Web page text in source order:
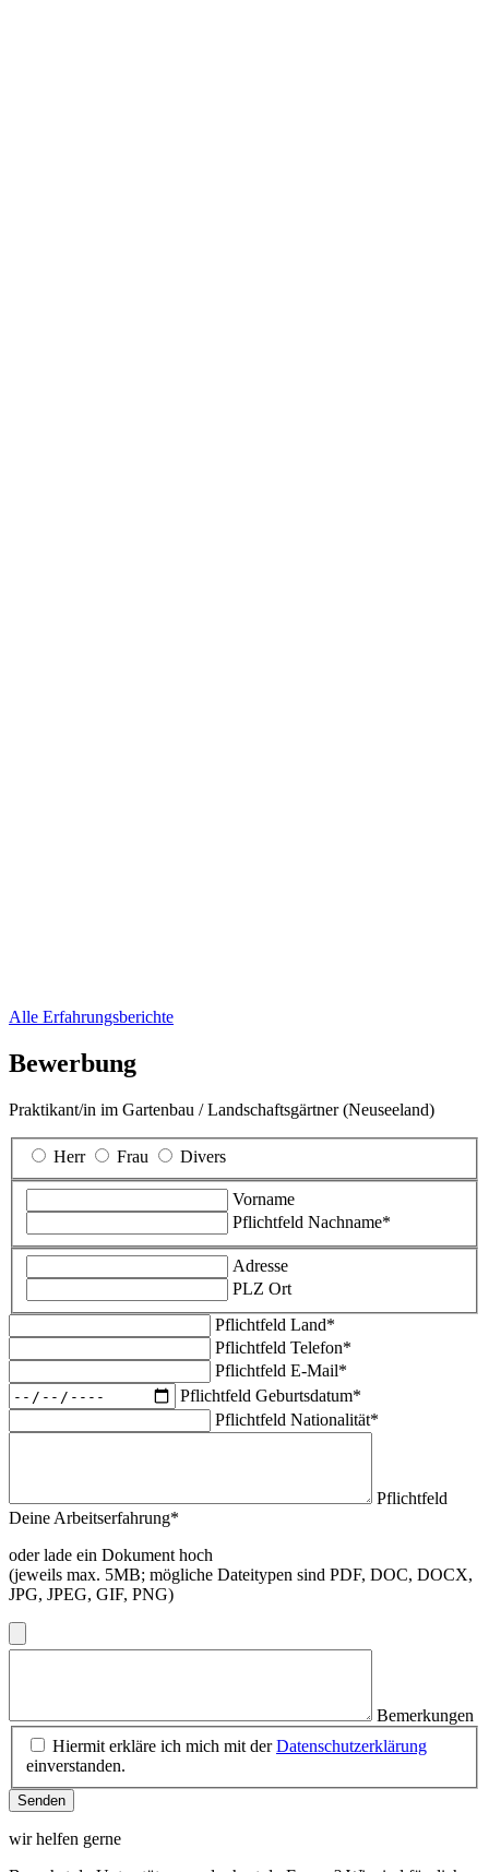
Alle Erfahrungsberichte
Bewerbung
Praktikant/in im Gartenbau / Landschaftsgärtner (Neuseeland)
Herr Frau Divers
Vorname
Pflichtfeld Nachname*
Adresse
PLZ Ort
Pflichtfeld Land*
Pflichtfeld Telefon*
Pflichtfeld E-Mail*
Pflichtfeld Geburtsdatum*
Pflichtfeld Nationalität*
Pflichtfeld
Deine Arbeitserfahrung*
oder lade ein Dokument hoch
(jeweils max. 5MB; mögliche Dateitypen sind PDF, DOC, DOCX,
JPG, JPEG, GIF, PNG)
Bemerkungen
Hiermit erkläre ich mich mit derDatenschutzerklärung
einverstanden.
Senden
wir helfen gerne